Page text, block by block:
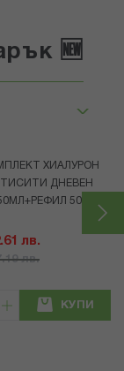
🆕
ХИАЛУРОН
ДНЕВЕН
50МЛ
лв.
лв.
КУПИ